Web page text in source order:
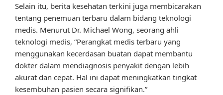
Selain itu, berita kesehatan terkini juga membicarakan
tentang penemuan terbaru dalam bidang teknologi
medis. Menurut Dr. Michael Wong, seorang ahli
teknologi medis, “Perangkat medis terbaru yang
menggunakan kecerdasan buatan dapat membantu
dokter dalam mendiagnosis penyakit dengan lebih
akurat dan cepat. Hal ini dapat meningkatkan tingkat
kesembuhan pasien secara signifikan.”